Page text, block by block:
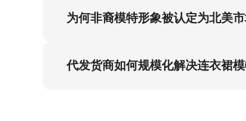
为何非裔模特形象被认定为北美
代发货商如何规模化解决连衣裙